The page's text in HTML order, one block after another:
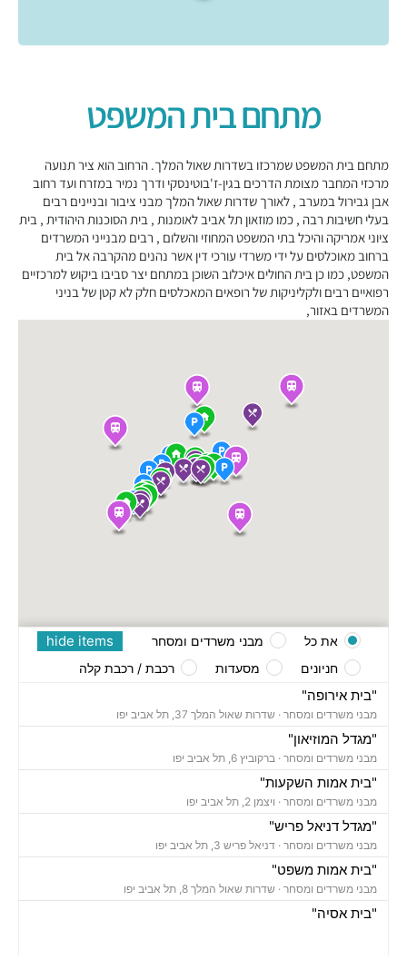
מתחם בית המשפט
מתחם בית המשפט שמרכזו בשדרות שאול המלך. הרחוב הוא ציר תנועה
מרכזי המחבר מצומת הדרכים בגין-ז'בוטינסקי ודרך נמיר במזרח ועד רחוב
אבן גבירול במערב , לאורך שדרות שאול המלך מבני ציבור ובניינים רבים
בעלי חשיבות רבה , כמו מוזאון תל אביב לאומנות , בית הסוכנות היהודית , בית
ציוני אמריקה והיכל בתי המשפט המחוזי והשלום , רבים מבנייני המשרדים
ברחוב מאוכלסים על ידי משרדי עורכי דין אשר נהנים מהקרבה אל בית
המשפט, כמו כן בית החולים איכלוב השוכן במתחם יצר סביבו ביקוש למרכזיים
רפואיים רבים ולקליניקות של רופאים המאכלסים חלק לא קטן של בניני
המשרדים באזור,
"בית אירופה"
מבני משרדים ומסחר · שדרות שאול המלך 37, תל אביב יפו
"מגדל המוזיאון"
מבני משרדים ומסחר · ברקוביץ 6, תל אביב יפו
"בית אמות השקעות"
מבני משרדים ומסחר · ויצמן 2, תל אביב יפו
"מגדל דניאל פריש"
מבני משרדים ומסחר · דניאל פריש 3, תל אביב יפו
"בית אמות משפט"
מבני משרדים ומסחר · שדרות שאול המלך 8, תל אביב יפו
"בית אסיה"
hide items את כל
מבני משרדים ומסחר
חניונים
מסעדות רכבת / רכבת קלה